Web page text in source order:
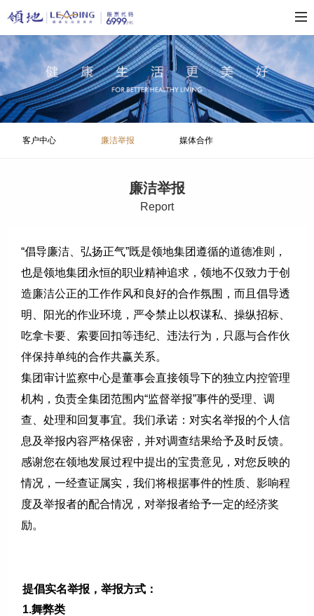
客户中心 廉洁举报 媒体合作
廉洁举报
Report
“倡导廉洁、弘扬正气”既是领地集团遵循的道德准则，
也是领地集团永恒的职业精神追求，领地不仅致力于创
造廉洁公正的工作作风和良好的合作氛围，而且倡导透
明、阳光的作业环境，严令禁止以权谋私、操纵招标、
吃拿卡要、索要回扣等违纪、违法行为，只愿与合作伙
伴保持单纯的合作共赢关系。
集团审计监察中心是董事会直接领导下的独立内控管理
机构，负责全集团范围内“监督举报”事件的受理、调
查、处理和回复事宜。我们承诺：对实名举报的个人信
息及举报内容严格保密，并对调查结果给予及时反馈。
感谢您在领地发展过程中提出的宝贵意见，对您反映的
情况，一经查证属实，我们将根据事件的性质、影响程
度及举报者的配合情况，对举报者给予一定的经济奖
励。
提倡实名举报，举报方式：
1.舞弊类